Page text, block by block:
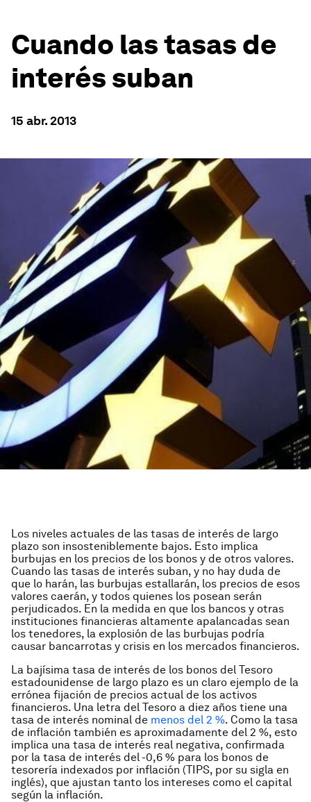
Cuando las tasas de
interés suban
15 abr. 2013
Los niveles actuales de las tasas de interés de largo
plazo son insosteniblemente bajos. Esto implica
burbujas en los precios de los bonos y de otros valores.
Cuando las tasas de interés suban, y no hay duda de
que lo harán, las burbujas estallarán, los precios de esos
valores caerán, y todos quienes los posean serán
perjudicados. En la medida en que los bancos y otras
instituciones financieras altamente apalancadas sean
los tenedores, la explosión de las burbujas podría
causar bancarrotas y crisis en los mercados financieros.
La bajísima tasa de interés de los bonos del Tesoro
estadounidense de largo plazo es un claro ejemplo de la
errónea fijación de precios actual de los activos
financieros. Una letra del Tesoro a diez años tiene una
tasa de interés nominal de menos del 2 %. Como la tasa
de inflación también es aproximadamente del 2 %, esto
implica una tasa de interés real negativa, confirmada
por la tasa de interés del -0,6 % para los bonos de
tesorería indexados por inflación (TIPS, por su sigla en
inglés), que ajustan tanto los intereses como el capital
según la inflación.